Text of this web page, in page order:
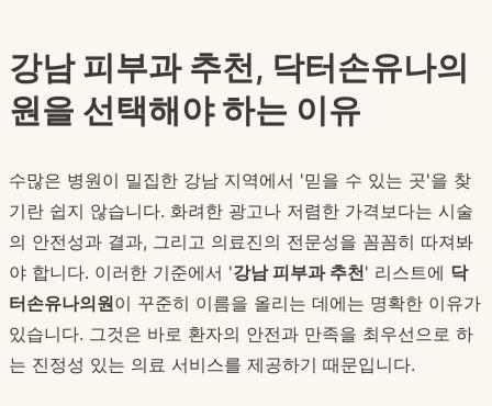
강남 피부과 추천, 닥터손유나의
원을 선택해야 하는 이유
수많은 병원이 밀집한 강남 지역에서 '믿을 수 있는 곳'을 찾
기란 쉽지 않습니다. 화려한 광고나 저렴한 가격보다는 시술
의 안전성과 결과, 그리고 의료진의 전문성을 꼼꼼히 따져봐
야 합니다. 이러한 기준에서 '강남 피부과 추천' 리스트에 닥
터손유나의원이 꾸준히 이름을 올리는 데에는 명확한 이유가
있습니다. 그것은 바로 환자의 안전과 만족을 최우선으로 하
는 진정성 있는 의료 서비스를 제공하기 때문입니다.